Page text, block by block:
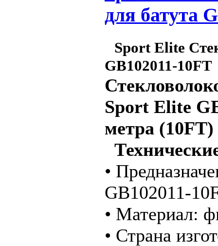
для батута
Sport Elite
GB102011-10FT
Sport Elite
метра (10FT)
•
GB102011-
• Материал:
• Страна